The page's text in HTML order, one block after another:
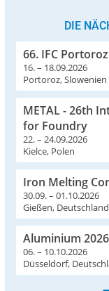
DIE
66. IFC Portoroz
16. – 18.09.2026
Portoroz, Slowenien
METAL - 26th
for Foundry
22. – 24.09.2026
Kielce, Polen
Iron Melting
30.09. – 01.10.2026
Gießen, Deutschland
Aluminium 2026
06. – 10.10.2026
Düsseldorf,